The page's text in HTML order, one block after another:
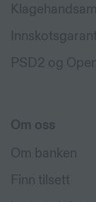
PSD2 og
Om oss
Om banken
Finn tilsett